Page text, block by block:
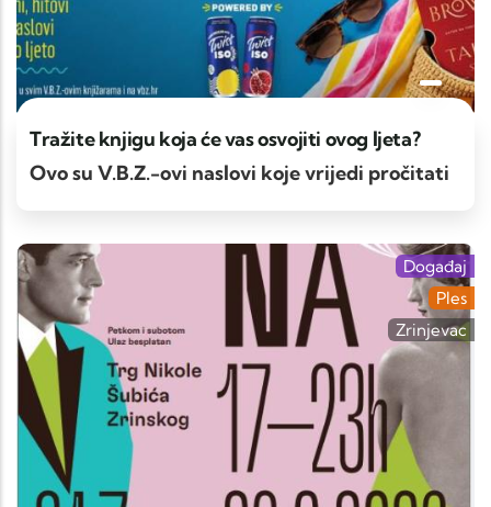
Tražite knjigu koja će vas osvojiti ovog ljeta?
Ovo su V.B.Z.-ovi naslovi koje vrijedi pročitati
Događaj
Ples
Zrinjevac